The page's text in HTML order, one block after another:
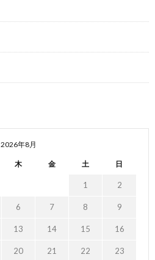
2026年8月
木 金 土 日
1 2
6 7 8 9
13 14 15 16
20 21 22 23